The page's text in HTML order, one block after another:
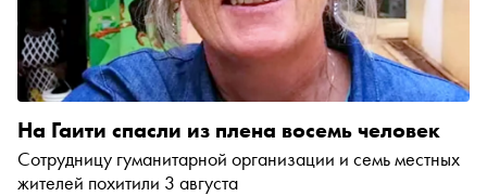
На Гаити спасли из плена восемь человек
Сотрудницу гуманитарной организации и семь местных
жителей похитили 3 августа